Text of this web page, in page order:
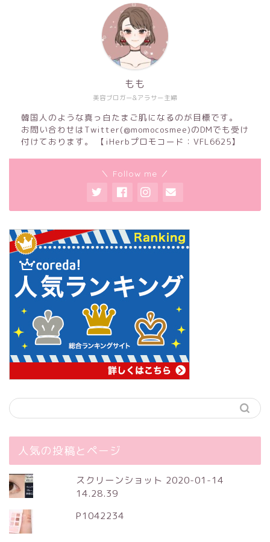
美容ブロガー&アラサー主婦
もも
韓国人のような真っ白たまご肌になるのが目標です。
お問い合わせはTwitter(@momocosmee)のDMでも受け
付けております。 【iHerbプロモコード：VFL6625】
＼ Follow me ／
人気の投稿とページ
スクリーンショット 2020-01-14
14.28.39
P1042234